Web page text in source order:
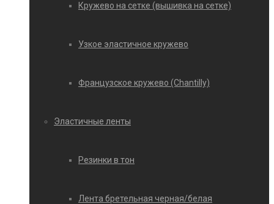
Кружево на сетке (вышивка на сетке)
Узкое эластичное кружево
Французское кружево (Chantilly)
Эластичные ленты
Резинки в тон
Лента бретельная черная/белая